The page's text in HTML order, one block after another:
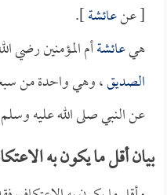
[ عنعائشة].
هيعائشةأم المؤمنين رضي
الصديق، وهي واحدة من
عن النبي صلى الله عليه
بيان أقل ما يكون به